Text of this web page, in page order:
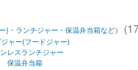
・ランチジャー・保温弁当箱など）
ャー(フードジャー)
レスランチジャー
保温弁当箱